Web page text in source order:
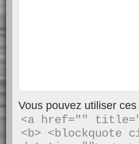
Vous pouvez utiliser
<a href=""
<b> <blockquote